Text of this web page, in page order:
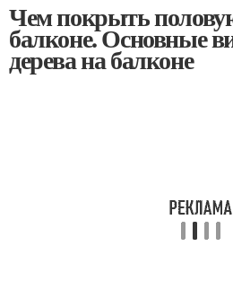
Чем покрыть
балконе. Основные
дерева на балконе